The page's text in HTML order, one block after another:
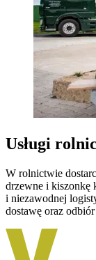
Usługi
W rolnictwie
drzewne i kiszonkę
i niezawodnej
dostawę oraz